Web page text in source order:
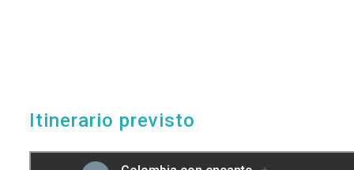
Itinerario previsto